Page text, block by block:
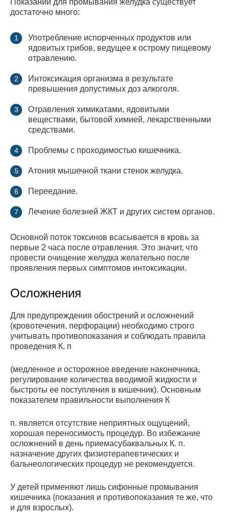
Показаний для промывания желудка существует
достаточно много:
Употребление испорченных продуктов или
ядовитых грибов, ведущее к острому пищевому
отравлению.
Интоксикация организма в результате
превышения допустимых доз алкоголя.
Отравления химикатами, ядовитыми
веществами, бытовой химией, лекарственными
средствами.
Проблемы с проходимостью кишечника.
Атония мышечной ткани стенок желудка.
Переедание.
Лечение болезней ЖКТ и других систем органов.
Основной поток токсинов всасывается в кровь за
первые 2 часа после отравления. Это значит, что
провести очищение желудка желательно после
проявления первых симптомов интоксикации.
Осложнения
Для предупреждения обострений и осложнений
(кровотечения, перфорации) необходимо строго
учитывать противопоказания и соблюдать правила
проведения К. п
(медленное и осторожное введение наконечника,
регулирование количества вводимой жидкости и
быстроты ее поступления в кишечник). Основным
показателем правильности выполнения К
п. является отсутствие неприятных ощущений,
хорошая переносимость процедур. Во избежание
осложнений в день приемасубаквальных К. п.
назначение других физиотерапевтических и
бальнеологических процедур не рекомендуется.
У детей применяют лишь сифонные промывания
кишечника (показания и противопоказания те же, что
и для взрослых).